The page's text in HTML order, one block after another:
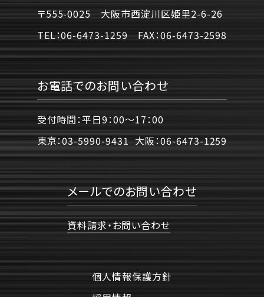
〒555-0025 大阪市西淀川区姫里2-6-26
TEL：06-6473-1259 FAX：06-6473-2598
お電話でのお問い合わせ
受付時間：平日9：00〜17：00
東京：03-5990-9431 大阪：06-6473-1259
メールでのお問い合わせ
資料請求・お問い合わせ
個人情報保護方針